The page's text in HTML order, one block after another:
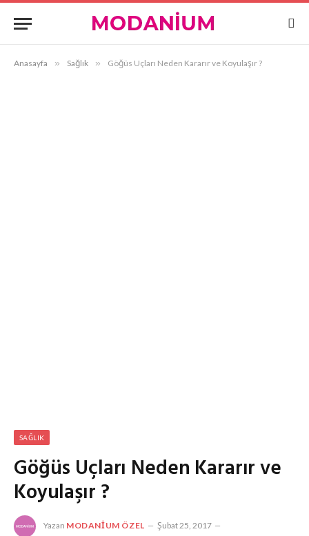
Anasayfa » Sağlık » Göğüs Uçları Neden Kararır ve Koyulaşır ?
SAĞLIK
Göğüs Uçları Neden Kararır ve
Koyulaşır ?
Yazan MODANIUM ÖZEL
Şubat 25, 2017